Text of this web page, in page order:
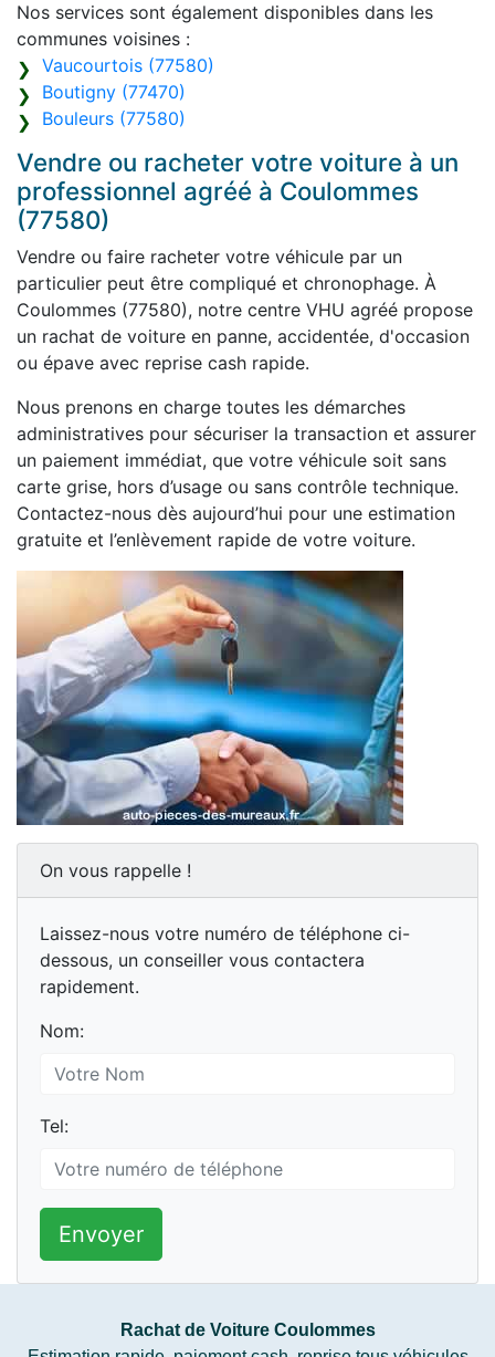
Nos services sont également disponibles dans les
communes voisines :
Vaucourtois (77580)
Boutigny (77470)
Bouleurs (77580)
Vendre ou racheter votre voiture à un
professionnel agréé à Coulommes
(77580)
Vendre ou faire racheter votre véhicule par un
particulier peut être compliqué et chronophage. À
Coulommes (77580), notre centre VHU agréé propose
un rachat de voiture en panne, accidentée, d'occasion
ou épave avec reprise cash rapide.
Nous prenons en charge toutes les démarches
administratives pour sécuriser la transaction et assurer
un paiement immédiat, que votre véhicule soit sans
carte grise, hors d’usage ou sans contrôle technique.
Contactez-nous dès aujourd’hui pour une estimation
gratuite et l’enlèvement rapide de votre voiture.
On vous rappelle !
Laissez-nous votre numéro de téléphone ci-
dessous, un conseiller vous contactera
rapidement.
Nom:
Tel:
Envoyer
Rachat de Voiture Coulommes